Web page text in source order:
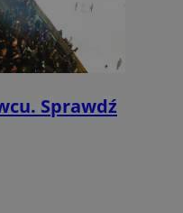
Sprawdź